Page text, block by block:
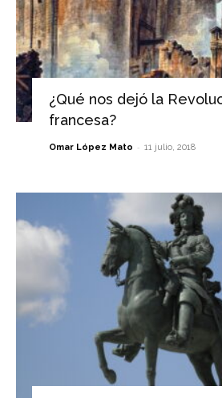
¿Qué nos dejó la
francesa?
Omar López Mato - 11 julio, 2018